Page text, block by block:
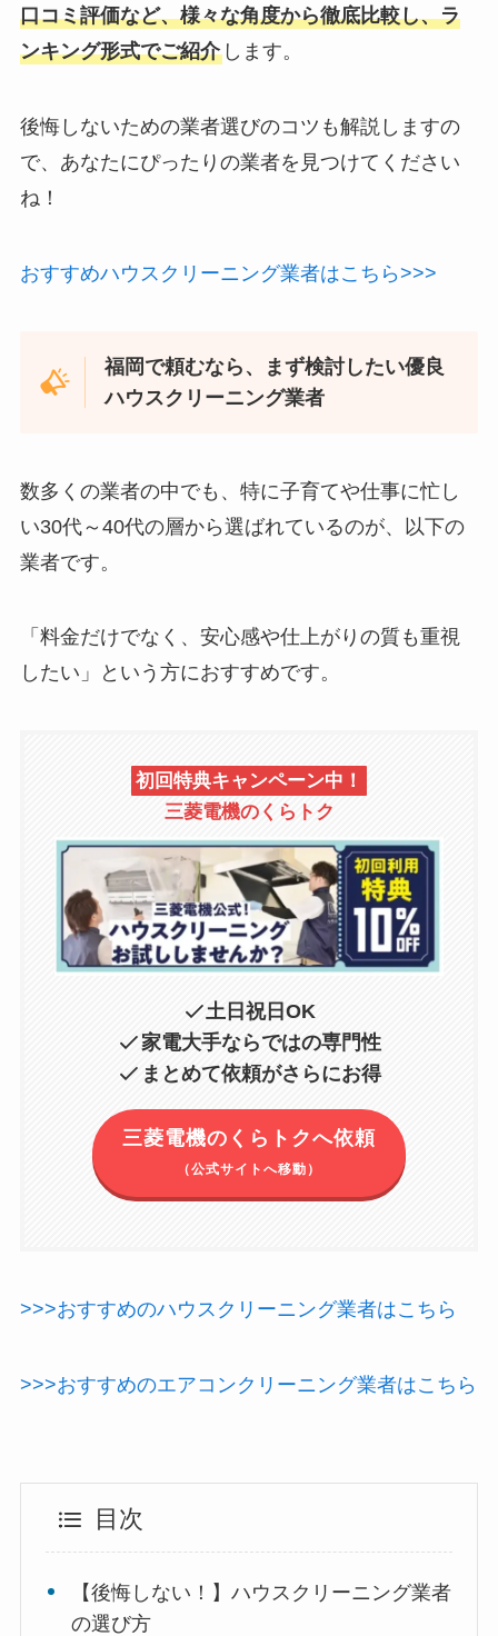
口コミ評価など、様々な角度から徹底比較し、ラ
ンキング形式でご紹介します。
後悔しないための業者選びのコツも解説しますの
で、あなたにぴったりの業者を見つけてください
ね！
おすすめハウスクリーニング業者はこちら>>>
福岡で頼むなら、まず検討したい優良
ハウスクリーニング業者
数多くの業者の中でも、特に子育てや仕事に忙し
い30代～40代の層から選ばれているのが、以下の
業者です。
「料金だけでなく、安心感や仕上がりの質も重視
したい」という方におすすめです。
初回特典キャンペーン中！
三菱電機のくらトク
土日祝日OK
家電大手ならではの専門性
まとめて依頼がさらにお得
三菱電機のくらトクへ依頼
（公式サイトへ移動）
>>>おすすめのハウスクリーニング業者はこちら
>>>おすすめのエアコンクリーニング業者はこちら
目次
【後悔しない！】ハウスクリーニング業者
の選び方